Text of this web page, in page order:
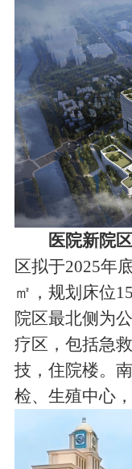
医院新院
区拟于2025年
㎡，规划床位
院区最北侧为
疗区，包括急
技，住院楼。
检、生殖中心